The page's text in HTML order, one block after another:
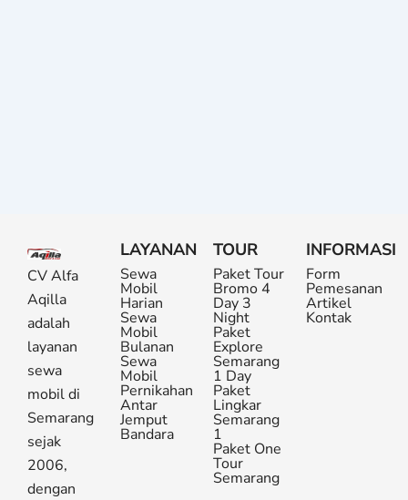
CV Alfa
Aqilla
adalah
layanan
sewa
mobil di
Semarang
sejak
2006,
dengan
LAYANAN
Sewa
Mobil
Harian
Sewa
Mobil
Bulanan
Sewa
Mobil
Pernikahan
Antar
Jemput
Bandara
TOUR
Paket Tour
Bromo 4
Day 3
Night
Paket
Explore
Semarang
1 Day
Paket
Lingkar
Semarang
1
Paket One
Tour
Semarang
INFORMASI
Form
Pemesanan
Artikel
Kontak